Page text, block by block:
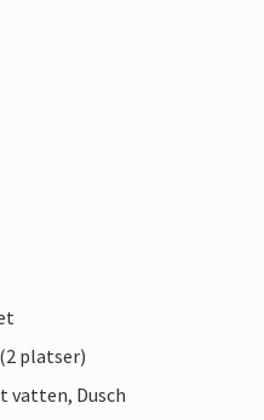
platser)
vatten, Dusch